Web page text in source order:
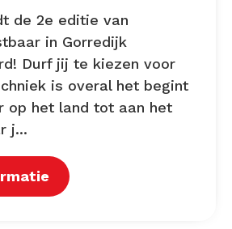
de 2e editie van
in Gorredijk
Durf jij te kiezen voor
is overal het begint
op het land tot aan het
j...